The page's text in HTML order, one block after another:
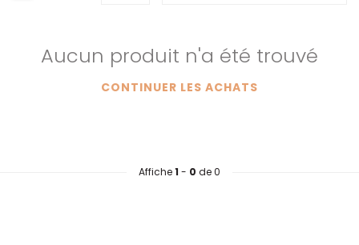
Aucun produit n'a été trouvé
CONTINUER LES ACHATS
Affiche1 - 0 de 0